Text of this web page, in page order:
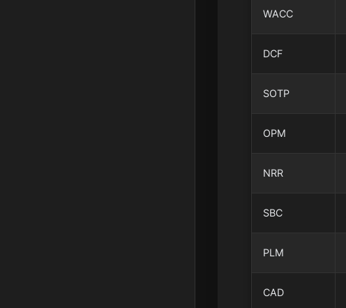
WACC
DCF
SOTP
OPM
NRR
SBC
PLM
CAD